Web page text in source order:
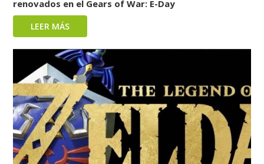
renovados en el Gears of War: E-Day
LEER MÁS